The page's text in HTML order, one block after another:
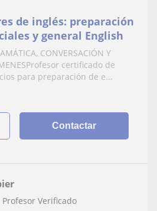
de inglés: preparación
y general English
CONVERSACIÓN Y
certificado de
para preparación de e...
Contactar
Profesor Verificado